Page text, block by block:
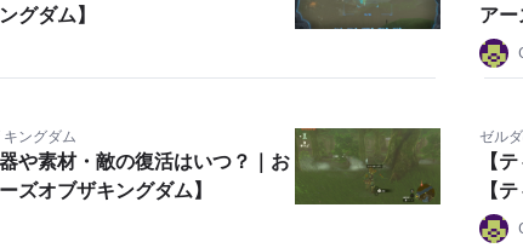
グダム】
アー
ングダム
や素材・敵の復活はいつ？｜お
ズオブザキングダム】
ゼル
【
【